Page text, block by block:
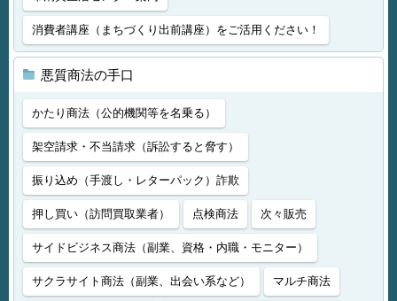
消費者講座（まちづくり出前講座）をご活用ください！
悪質商法の手口
かたり商法（公的機関等を名乗る）
架空請求・不当請求（訴訟すると脅す）
振り込め（手渡し・レターパック）詐欺
押し買い（訪問買取業者） 点検商法 次々販売
サイドビジネス商法（副業、資格・内職・モニター）
サクラサイト商法（副業、出会い系など） マルチ商法